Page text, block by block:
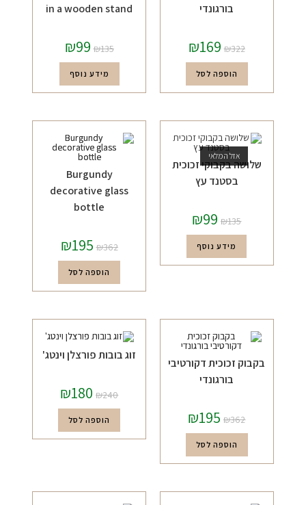
בורגונדי
₪322
₪169
הוספה לסל
in a wooden stand
₪135
₪99
מידע נוסף
אזל המלאי
שלושה בקבוקי זכוכית
בסטנד עץ
₪135
₪99
מידע נוסף
Burgundy
decorative glass
bottle
₪362
₪195
הוספה לסל
בקבוק זכוכית דקורטיבי
בורגונדי
₪362
₪195
הוספה לסל
זוג בובות פורצלן וינטג'
₪240
₪180
הוספה לסל